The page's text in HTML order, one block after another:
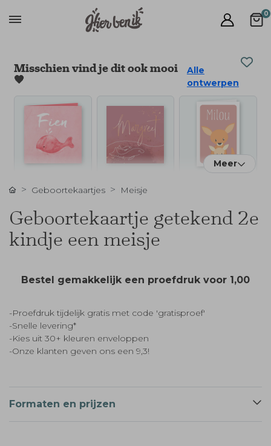
0
Misschien vind je dit ook mooi
🧡
Alle
ontwerpen
Meer
Geboortekaartjes Meisje
Geboortekaartje getekend 2e
kindje een meisje
Bestel gemakkelijk een proefdruk voor 1,00
-Proefdruk tijdelijk gratis met code 'gratisproef'
-Snelle levering*
-Kies uit 30+ kleuren enveloppen
-Onze klanten geven ons een 9,3!
Formaten en prijzen